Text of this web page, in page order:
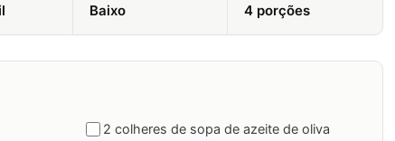
Baixo 4 porções
2 colheres de sopa de azeite de oliva